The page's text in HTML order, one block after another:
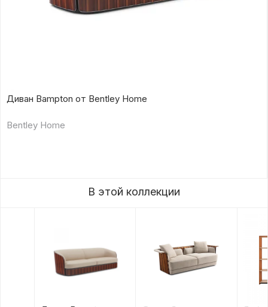
Диван Bampton от Bentley Home
Bentley Home
В этой коллекции